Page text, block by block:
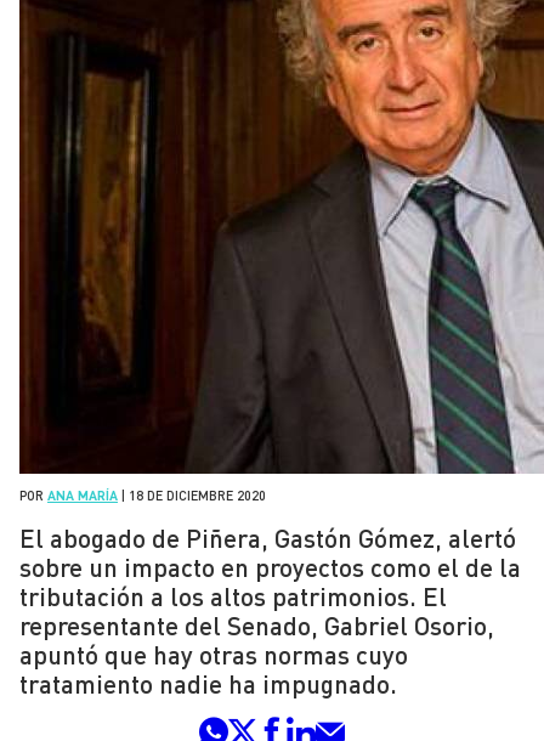
Contenido Patrocinado
POR ANA MARÍA 18 DE DICIEMBRE 2020
El abogado de Piñera, Gastón Gómez, alertó
sobre un impacto en proyectos como el de la
tributación a los altos patrimonios. El
representante del Senado, Gabriel Osorio,
apuntó que hay otras normas cuyo
tratamiento nadie ha impugnado.